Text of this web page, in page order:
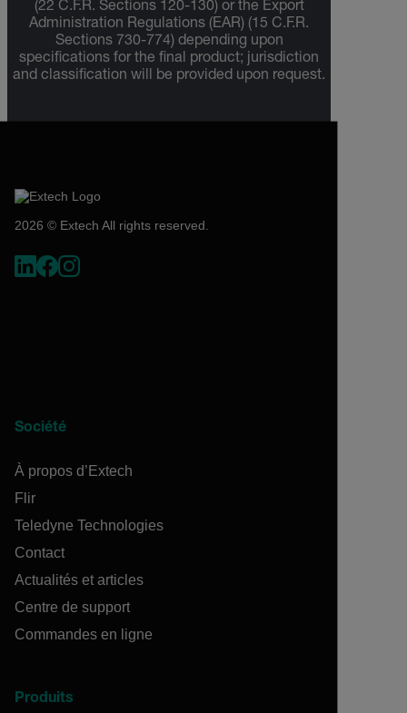
(22 C.F.R. Sections 120-130) or the Export
Administration Regulations (EAR) (15 C.F.R.
Sections 730-774) depending upon
specifications for the final product; jurisdiction
and classification will be provided upon request.
2026 © Extech All rights reserved.
Société
À propos d’Extech
Flir
Teledyne Technologies
Contact
Actualités et articles
Centre de support
Commandes en ligne
Produits